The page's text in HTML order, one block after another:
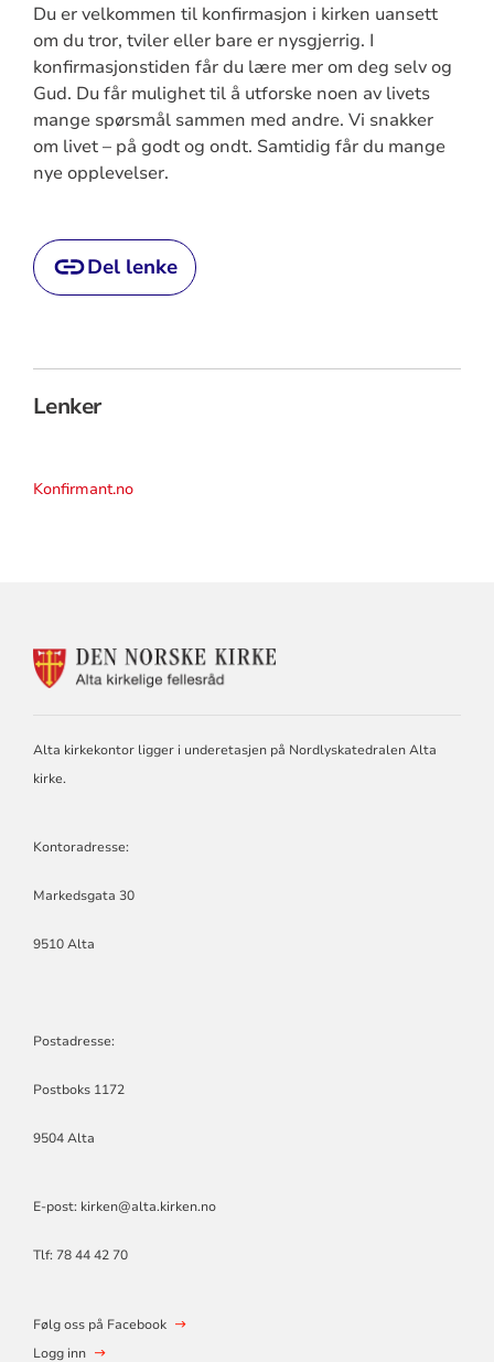
Du er velkommen til konfirmasjon i kirken uansett
om du tror, tviler eller bare er nysgjerrig. I
konfirmasjonstiden får du lære mer om deg selv og
Gud. Du får mulighet til å utforske noen av livets
mange spørsmål sammen med andre. Vi snakker
om livet – på godt og ondt. Samtidig får du mange
nye opplevelser.
Del lenke
Lenker
Konfirmant.no
KONTAKTINFORMASJON
FELLESRÅD
Alta kirkekontor ligger i underetasjen på Nordlyskatedralen Alta
kirke.
Kontoradresse:
Markedsgata 30
9510 Alta
Postadresse:
Postboks 1172
9504 Alta
E-post: kirken@alta.kirken.no
Tlf: 78 44 42 70
Følg oss på Facebook
Logg inn